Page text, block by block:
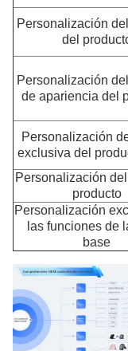
Personalización
del
Personalización
de apariencia del
Personalización
exclusiva del
Personalización
producto
Personalización
las funciones de
base